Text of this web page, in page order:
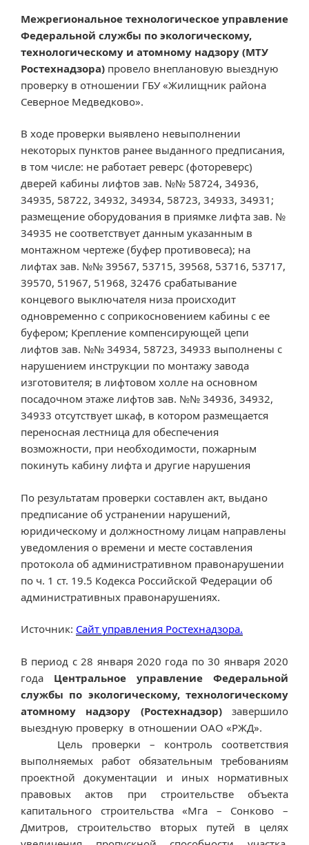
Межрегиональное технологическое управление
Федеральной службы по экологическому,
технологическому и атомному надзору (МТУ
Ростехнадзора) провело внеплановую выездную
проверку в отношении ГБУ «Жилищник района
Северное Медведково».
В ходе проверки выявлено невыполнении
некоторых пунктов ранее выданного предписания,
в том числе: не работает реверс (фотореверс)
дверей кабины лифтов зав. №№ 58724, 34936,
34935, 58722, 34932, 34934, 58723, 34933, 34931;
размещение оборудования в приямке лифта зав. №
34935 не соответствует данным указанным в
монтажном чертеже (буфер противовеса); на
лифтах зав. №№ 39567, 53715, 39568, 53716, 53717,
39570, 51967, 51968, 32476 срабатывание
концевого выключателя низа происходит
одновременно с соприкосновением кабины с ее
буфером; Крепление компенсирующей цепи
лифтов зав. №№ 34934, 58723, 34933 выполнены с
нарушением инструкции по монтажу завода
изготовителя; в лифтовом холле на основном
посадочном этаже лифтов зав. №№ 34936, 34932,
34933 отсутствует шкаф, в котором размещается
переносная лестница для обеспечения
возможности, при необходимости, пожарным
покинуть кабину лифта и другие нарушения
По результатам проверки составлен акт, выдано
предписание об устранении нарушений,
юридическому и должностному лицам направлены
уведомления о времени и месте составления
протокола об административном правонарушении
по ч. 1 ст. 19.5 Кодекса Российской Федерации об
административных правонарушениях.
Источник: Сайт управления Ростехнадзора.
В период с 28 января 2020 года по 30 января 2020
года Центральное управление Федеральной
службы по экологическому, технологическому
атомному надзору (Ростехнадзор)завершило
выездную проверку в отношении ОАО «РЖД».
Цель проверки – контроль соответствия
выполняемых работ обязательным требованиям
проектной документации и иных нормативных
правовых актов при строительстве объекта
капитального строительства «Мга – Сонково –
Дмитров, строительство вторых путей в целях